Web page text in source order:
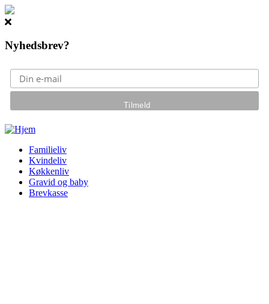
Nyhedsbrev?
Gå til hovedindhold
Familieliv
Kvindeliv
Køkkenliv
Gravid og baby
Brevkasse